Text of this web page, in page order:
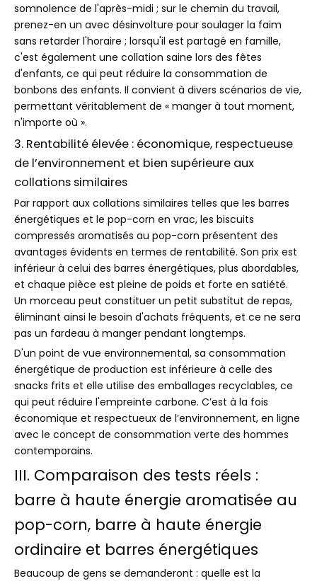
somnolence de l'après-midi ; sur le chemin du travail,
prenez-en un avec désinvolture pour soulager la faim
sans retarder l'horaire ; lorsqu'il est partagé en famille,
c'est également une collation saine lors des fêtes
d'enfants, ce qui peut réduire la consommation de
bonbons des enfants. Il convient à divers scénarios de vie,
permettant véritablement de « manger à tout moment,
n'importe où ».
3. Rentabilité élevée : économique, respectueuse
de l’environnement et bien supérieure aux
collations similaires
Par rapport aux collations similaires telles que les barres
énergétiques et le pop-corn en vrac, les biscuits
compressés aromatisés au pop-corn présentent des
avantages évidents en termes de rentabilité. Son prix est
inférieur à celui des barres énergétiques, plus abordables,
et chaque pièce est pleine de poids et forte en satiété.
Un morceau peut constituer un petit substitut de repas,
éliminant ainsi le besoin d'achats fréquents, et ce ne sera
pas un fardeau à manger pendant longtemps.
D'un point de vue environnemental, sa consommation
énergétique de production est inférieure à celle des
snacks frits et elle utilise des emballages recyclables, ce
qui peut réduire l'empreinte carbone. C’est à la fois
économique et respectueux de l’environnement, en ligne
avec le concept de consommation verte des hommes
contemporains.
III. Comparaison des tests réels :
barre à haute énergie aromatisée au
pop-corn, barre à haute énergie
ordinaire et barres énergétiques
Beaucoup de gens se demanderont : quelle est la